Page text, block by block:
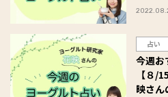
占い
今週お
【８/
映さん